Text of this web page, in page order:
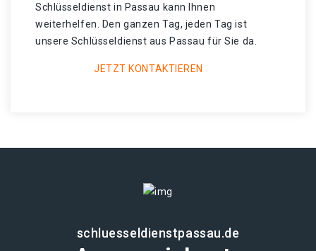
Schlüsseldienst in Passau kann Ihnen
weiterhelfen. Den ganzen Tag, jeden Tag ist
unsere Schlüsseldienst aus Passau für Sie da.
JETZT KONTAKTIEREN
schluesseldienstpassau.de